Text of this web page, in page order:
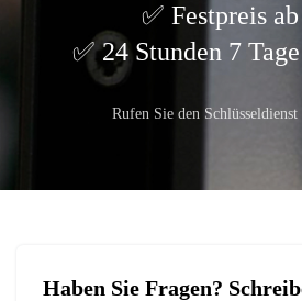
Festpreis
24 Stunden 7
Rufen Sie den Schlüsseldienst
Haben Sie Fragen?